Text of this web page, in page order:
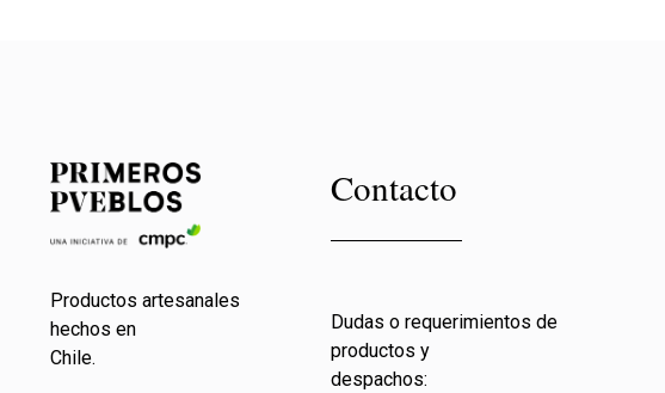
Productos artesanales
hechos en
Chile.
Contacto
Dudas o requerimientos de
productos y
despachos: